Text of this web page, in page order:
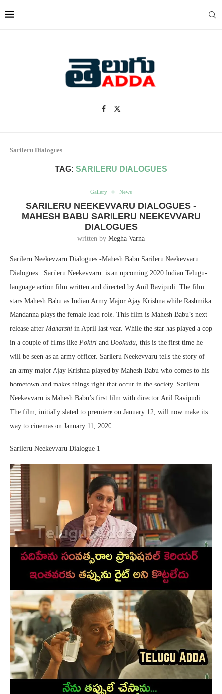
Sarileru Dialogues
TAG: SARILERU DIALOGUES
Gallery News
SARILERU NEEKEVVARU DIALOGUES -
MAHESH BABU SARILERU NEEKEVVARU
DIALOGUES
written by Megha Varna
Sarileru Neekevvaru Dialogues -Mahesh Babu Sarileru Neekevvaru
Dialogues : Sarileru Neekevvaru is an upcoming 2020 Indian Telugu-
language action film written and directed by Anil Ravipudi. The film
stars Mahesh Babu as Indian Army Major Ajay Krishna while Rashmika
Mandanna plays the female lead role. This film is Mahesh Babu’s next
release after Maharshi in April last year. While the star has played a cop
in a couple of films like Pokiri and Dookudu, this is the first time he
will be seen as an army officer. Sarileru Neekevvaru tells the story of
an army major Ajay Krishna played by Mahesh Babu who comes to his
hometown and makes things right that occur in the society. Sarileru
Neekevvaru is Mahesh Babu’s first film with director Anil Ravipudi.
The film, initially slated to premiere on January 12, will now make its
way to cinemas on January 11, 2020.
Sarileru Neekevvaru Dialogue 1